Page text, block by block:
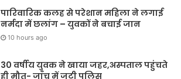
पारिवारिक कलह से परेशान महिला ने लगाई
नर्मदा में छलांग – युवकों ने बचाई जान
10 hours ago
30 वर्षीय युवक ने खाया जहर,अस्पताल पहुंचते
ही मौत- जाँच में जुटी पुलिस